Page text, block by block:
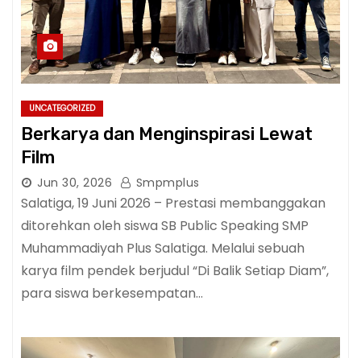
UNCATEGORIZED
Berkarya dan Menginspirasi Lewat
Film
Jun 30, 2026 Smpmplus
Salatiga, 19 Juni 2026 – Prestasi membanggakan
ditorehkan oleh siswa SB Public Speaking SMP
Muhammadiyah Plus Salatiga. Melalui sebuah
karya film pendek berjudul “Di Balik Setiap Diam”,
para siswa berkesempatan…